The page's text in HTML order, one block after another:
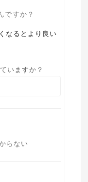
ですか？
なるとより良い
いますか？
らない